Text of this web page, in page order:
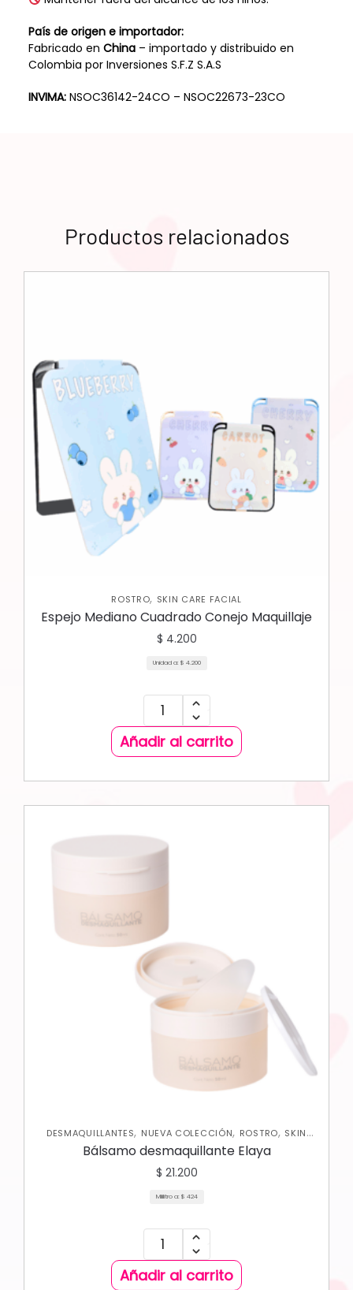
País de origen e importador:
Fabricado en China– importado y distribuido en
Colombia por Inversiones S.F.Z S.A.S
INVIMA: NSOC36142-24CO – NSOC22673-23CO
Productos relacionados
ROSTRO, SKIN CARE FACIAL
Espejo Mediano Cuadrado Conejo Maquillaje
$ 4.200
Unidad a: $ 4.200
Añadir al carrito
DESMAQUILLANTES, NUEVA COLECCIÓN, ROSTRO, SKIN
CARE FACIAL
Bálsamo desmaquillante Elaya
$ 21.200
Mililitro a: $ 424
Añadir al carrito